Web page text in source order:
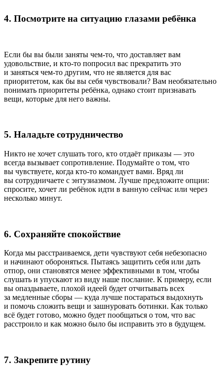
4. Посмотрите на ситуацию глазами ребёнка
Если бы вы были заняты чем-то, что доставляет вам
удовольствие, и кто-то попросил вас прекратить это
и заняться чем-то другим, что не является для вас
приоритетом, как бы вы себя чувствовали? Вам необязательно
понимать приоритеты ребёнка, однако стоит признавать
вещи, которые для него важны.
5. Наладьте сотрудничество
Никто не хочет слушать того, кто отдаёт приказы — это
всегда вызывает сопротивление. Подумайте о том, что
вы чувствуете, когда кто-то командует вами. Вряд ли
вы сотрудничаете с энтузиазмом. Лучше предложите опции:
спросите, хочет ли ребёнок идти в ванную сейчас или через
несколько минут.
6. Сохраняйте спокойствие
Когда мы расстраиваемся, дети чувствуют себя небезопасно
и начинают обороняться. Пытаясь защитить себя или дать
отпор, они становятся менее эффективными в том, чтобы
слушать и упускают из виду наше послание. К примеру, если
вы опаздываете, плохой идеей будет отчитывать всех
за медленные сборы — куда лучше постараться выдохнуть
и помочь сложить вещи и зашнуровать ботинки. Как только
всё будет готово, можно будет пообщаться о том, что вас
расстроило и как можно было бы исправить это в будущем.
7. Закрепите рутину